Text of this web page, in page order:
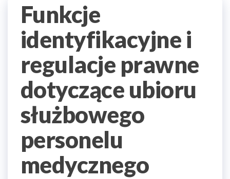
Funkcje
identyfikacyjne i
regulacje prawne
dotyczące ubioru
służbowego
personelu
medycznego